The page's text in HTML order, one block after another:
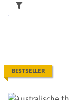
BESTSELLER